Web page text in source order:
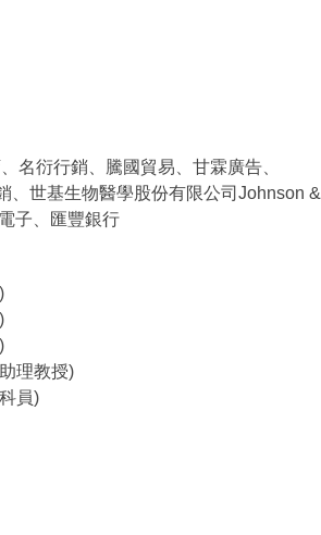
名衍行銷、騰國貿易、甘霖廣告、
、世基生物醫學股份有限公司Johnson &
子、匯豐銀行
理教授)
員)